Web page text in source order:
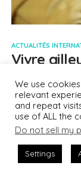
ACTUALITÉS
Vivre
We use
relevant
and repeat
use of ALL the
Do not sell my
Settings